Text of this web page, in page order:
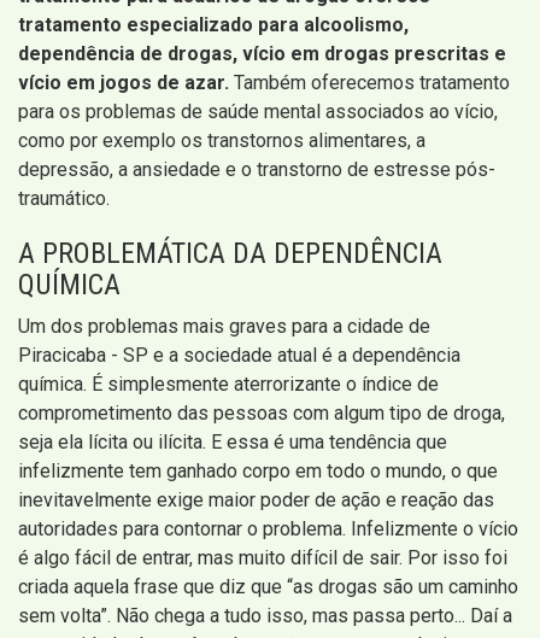
tratamento especializado para alcoolismo,
dependência de drogas, vício em drogas prescritas e
vício em jogos de azar. Também oferecemos tratamento
para os problemas de saúde mental associados ao vício,
como por exemplo os transtornos alimentares, a
depressão, a ansiedade e o transtorno de estresse pós-
traumático.
A PROBLEMÁTICA DA DEPENDÊNCIA
QUÍMICA
Um dos problemas mais graves para a cidade de
Piracicaba - SP e a sociedade atual é a dependência
química. É simplesmente aterrorizante o índice de
comprometimento das pessoas com algum tipo de droga,
seja ela lícita ou ilícita. E essa é uma tendência que
infelizmente tem ganhado corpo em todo o mundo, o que
inevitavelmente exige maior poder de ação e reação das
autoridades para contornar o problema. Infelizmente o vício
é algo fácil de entrar, mas muito difícil de sair. Por isso foi
criada aquela frase que diz que “as drogas são um caminho
sem volta”. Não chega a tudo isso, mas passa perto... Daí a